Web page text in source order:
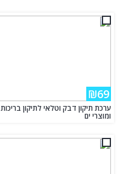
₪69
ערכת תיקון דבק וטלאי לתיקון בריכות
ומוצרי ים